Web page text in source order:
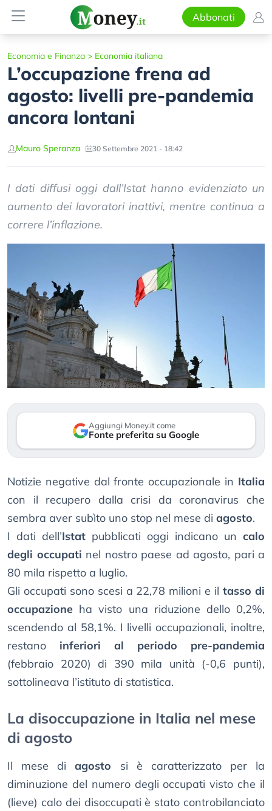
Abbonati
Economia e Finanza > Economia italiana
L’occupazione frena ad
agosto: livelli pre-pandemia
ancora lontani
Mauro Speranza 30 Settembre 2021 - 18:42
I dati diffusi oggi dall’Istat hanno evidenziato un
aumento dei lavoratori inattivi, mentre continua a
correre l’inflazione.
Aggiungi Money.it come
Fonte preferita su Google
Notizie negative dal fronte occupazionale in Italia
con il recupero dalla crisi da coronavirus che
sembra aver subìto uno stop nel mese di agosto.
I dati dell’Istat pubblicati oggi indicano un calo
degli occupati nel nostro paese ad agosto, pari a
80 mila rispetto a luglio.
Gli occupati sono scesi a 22,78 milioni e iltasso di
occupazione ha visto una riduzione dello 0,2%,
scendendo al 58,1%. I livelli occupazionali, inoltre,
restano inferiori al periodo pre-pandemia
(febbraio 2020) di 390 mila unità (-0,6 punti),
sottolineava l’istituto di statistica.
La disoccupazione in Italia nel mese
di agosto
Il mese diagosto si è caratterizzato per la
diminuzione del numero degli occupati visto che il
(lieve) calo dei disoccupati è stato controbilanciato